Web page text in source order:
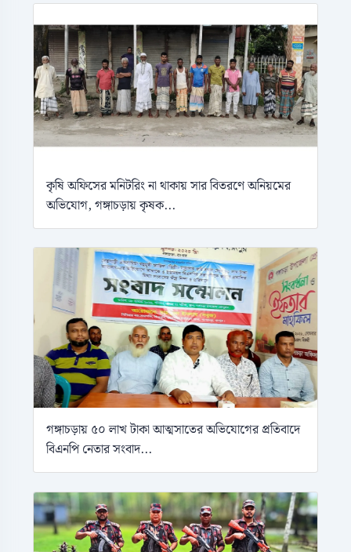
কৃষি অফিসের মনিটরিং না থাকায় সার বিতরণে অনিয়মের
অভিযোগ, গঙ্গাচড়ায় কৃষক...
গঙ্গাচড়ায় ৫০ লাখ টাকা আত্মসাতের অভিযোগের প্রতিবাদে
বিএনপি নেতার সংবাদ...